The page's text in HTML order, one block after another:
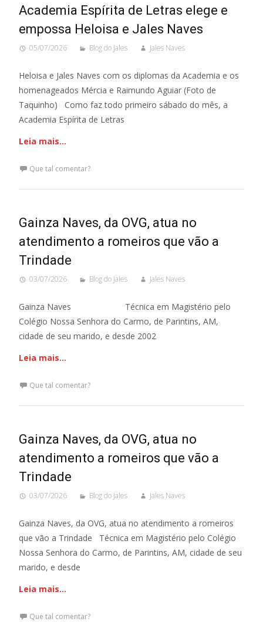
Academia Espírita de Letras elege e
empossa Heloisa e Jales Naves
05/07/2026 Blog do Jales Jales Naves
Heloisa e Jales Naves com os diplomas da Academia e os
homenageados Mércia e Raimundo Aguiar (Foto de
Taquinho) Como faz todo primeiro sábado do mês, a
Academia Espírita de Letras
Leia mais…
Que tal comentar?
Gainza Naves, da OVG, atua no
atendimento a romeiros que vão a
Trindade
03/07/2026 Blog do Jales Jales Naves
Gainza Naves Técnica em Magistério pelo
Colégio Nossa Senhora do Carmo, de Parintins, AM,
cidade de seu marido, e desde 2002
Leia mais…
Que tal comentar?
Gainza Naves, da OVG, atua no
atendimento a romeiros que vão a
Trindade
03/07/2026 Blog do Jales Jales Naves
Gainza Naves, da OVG, atua no atendimento a romeiros
que vão a Trindade Técnica em Magistério pelo Colégio
Nossa Senhora do Carmo, de Parintins, AM, cidade de seu
marido, e desde
Leia mais…
Que tal comentar?